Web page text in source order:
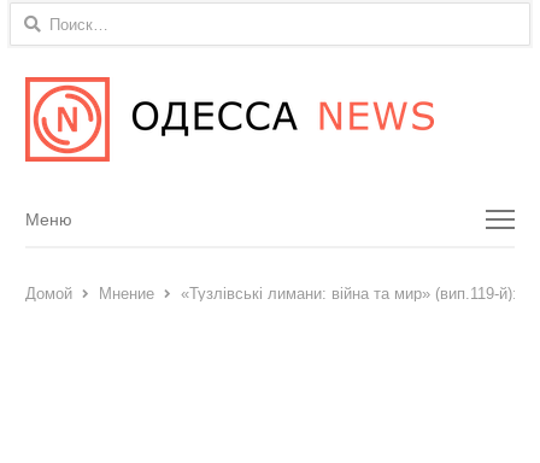
Найти:
Menu
Меню
Домой Мнение «Тузлівські лимани: війна та мир» (вип.119-й):